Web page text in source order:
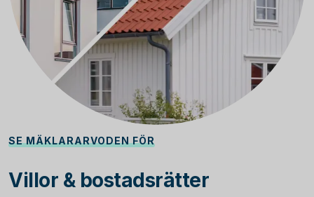
SE MÄKLARARVODEN FÖR
Villor & bostadsrätter